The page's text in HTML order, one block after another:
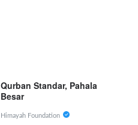
Qurban Standar, Pahala
Besar
Himayah Foundation